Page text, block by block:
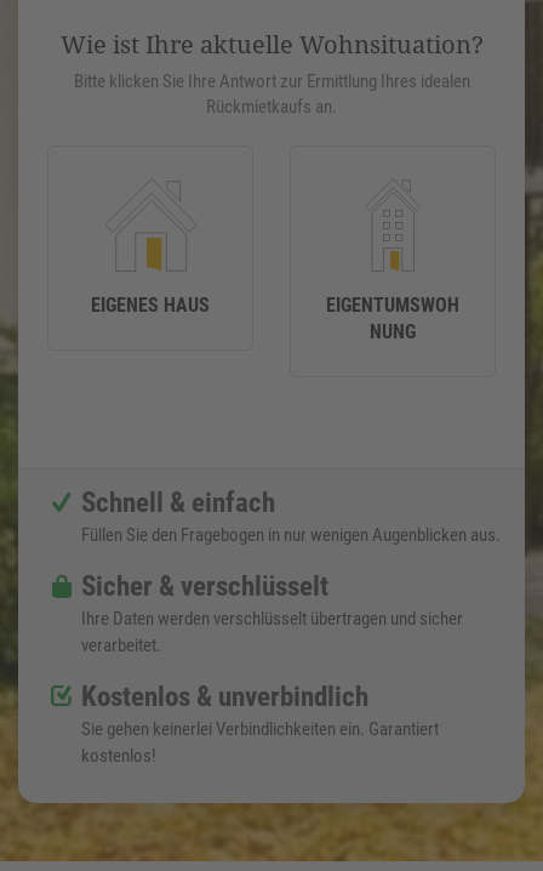
Wie ist Ihre aktuelle Wohnsituation?
Bitte klicken Sie Ihre Antwort zur Ermittlung Ihres idealen
Rückmietkaufs an.
EIGENES HAUS
EIGENTUMSWOH
NUNG
Schnell & einfach
Füllen Sie den Fragebogen in nur wenigen Augenblicken aus.
Sicher & verschlüsselt
Ihre Daten werden verschlüsselt übertragen und sicher
verarbeitet.
Kostenlos & unverbindlich
Sie gehen keinerlei Verbindlichkeiten ein. Garantiert
kostenlos!